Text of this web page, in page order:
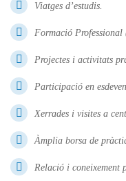
Viatges d’estudis.
Formació
Projectes i activitats
Participació en
Xerrades i visites a
Àmplia borsa de
Relació i coneixement